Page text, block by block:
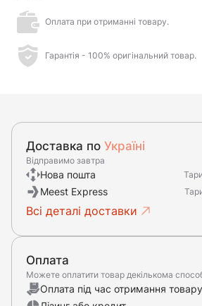
Оплата при отриманні товару.
Гарантія - 100% оригінальний товар.
Доставка по Україні
Відправимо завтра
Нова пошта
Meest Express
Всі деталі доставки
Оплата
Можете оплатити товар декількома
Оплата під час отримання товару